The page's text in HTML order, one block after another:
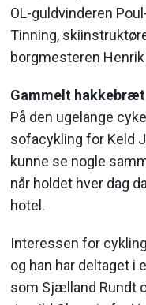
OL-guldvinderen
Tinning,
borgmesteren
Gammelt hakkebræt
På den ugelange
sofacykling for Keld
kunne se nogle
når holdet hver dag
hotel.
Interessen for
og han har deltaget i
som Sjælland Rundt